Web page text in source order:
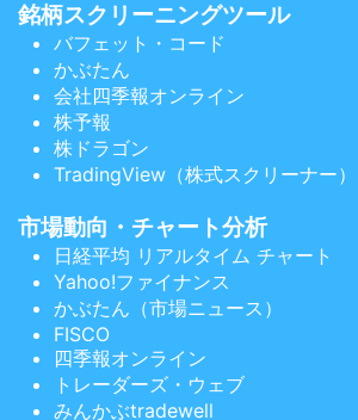
銘柄スクリーニングツール
バフェット・コード
かぶたん
会社四季報オンライン
株予報
株ドラゴン
TradingView（株式スクリーナー）
市場動向・チャート分析
日経平均 リアルタイム チャート
Yahoo!ファイナンス
かぶたん（市場ニュース）
FISCO
四季報オンライン
トレーダーズ・ウェブ
みんかぶtradewell